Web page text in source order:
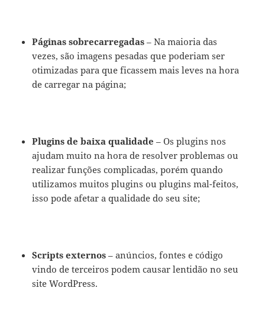
Páginas sobrecarregadas – Na maioria das
vezes, são imagens pesadas que poderiam ser
otimizadas para que ficassem mais leves na hora
de carregar na página;
Plugins de baixa qualidade – Os plugins nos
ajudam muito na hora de resolver problemas ou
realizar funções complicadas, porém quando
utilizamos muitos plugins ou plugins mal-feitos,
isso pode afetar a qualidade do seu site;
Scripts externos – anúncios, fontes e código
vindo de terceiros podem causar lentidão no seu
site WordPress.